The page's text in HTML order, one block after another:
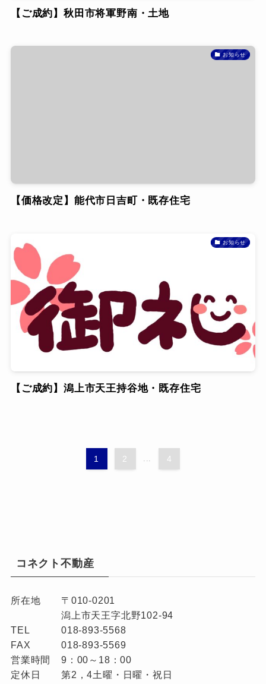
【ご成約】秋田市将軍野南・土地
お知らせ
【価格改定】能代市日吉町・既存住宅
お知らせ
【ご成約】潟上市天王持谷地・既存住宅
1 2 ... 4
コネクト不動産
所在地
〒010-0201
潟上市天王字北野102-94
TEL
018-893-5568
FAX
018-893-5569
営業時間 9：00～18：00
定休日
第2，4土曜・日曜・祝日